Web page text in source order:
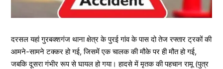
दरसल यहां गुरबक्शगंज थाना क्षेत्र के पुरई गांव के पास दो तेज रफ्तार ट्रकों की
आमने-सामने टक्कर हो गई, जिसमें एक चालक की मौके पर ही मौत हो गई,
जबकि दूसरा गंभीर रूप से घायल हो गया। हादसे में मृतक की पहचान रामू (पुत्र